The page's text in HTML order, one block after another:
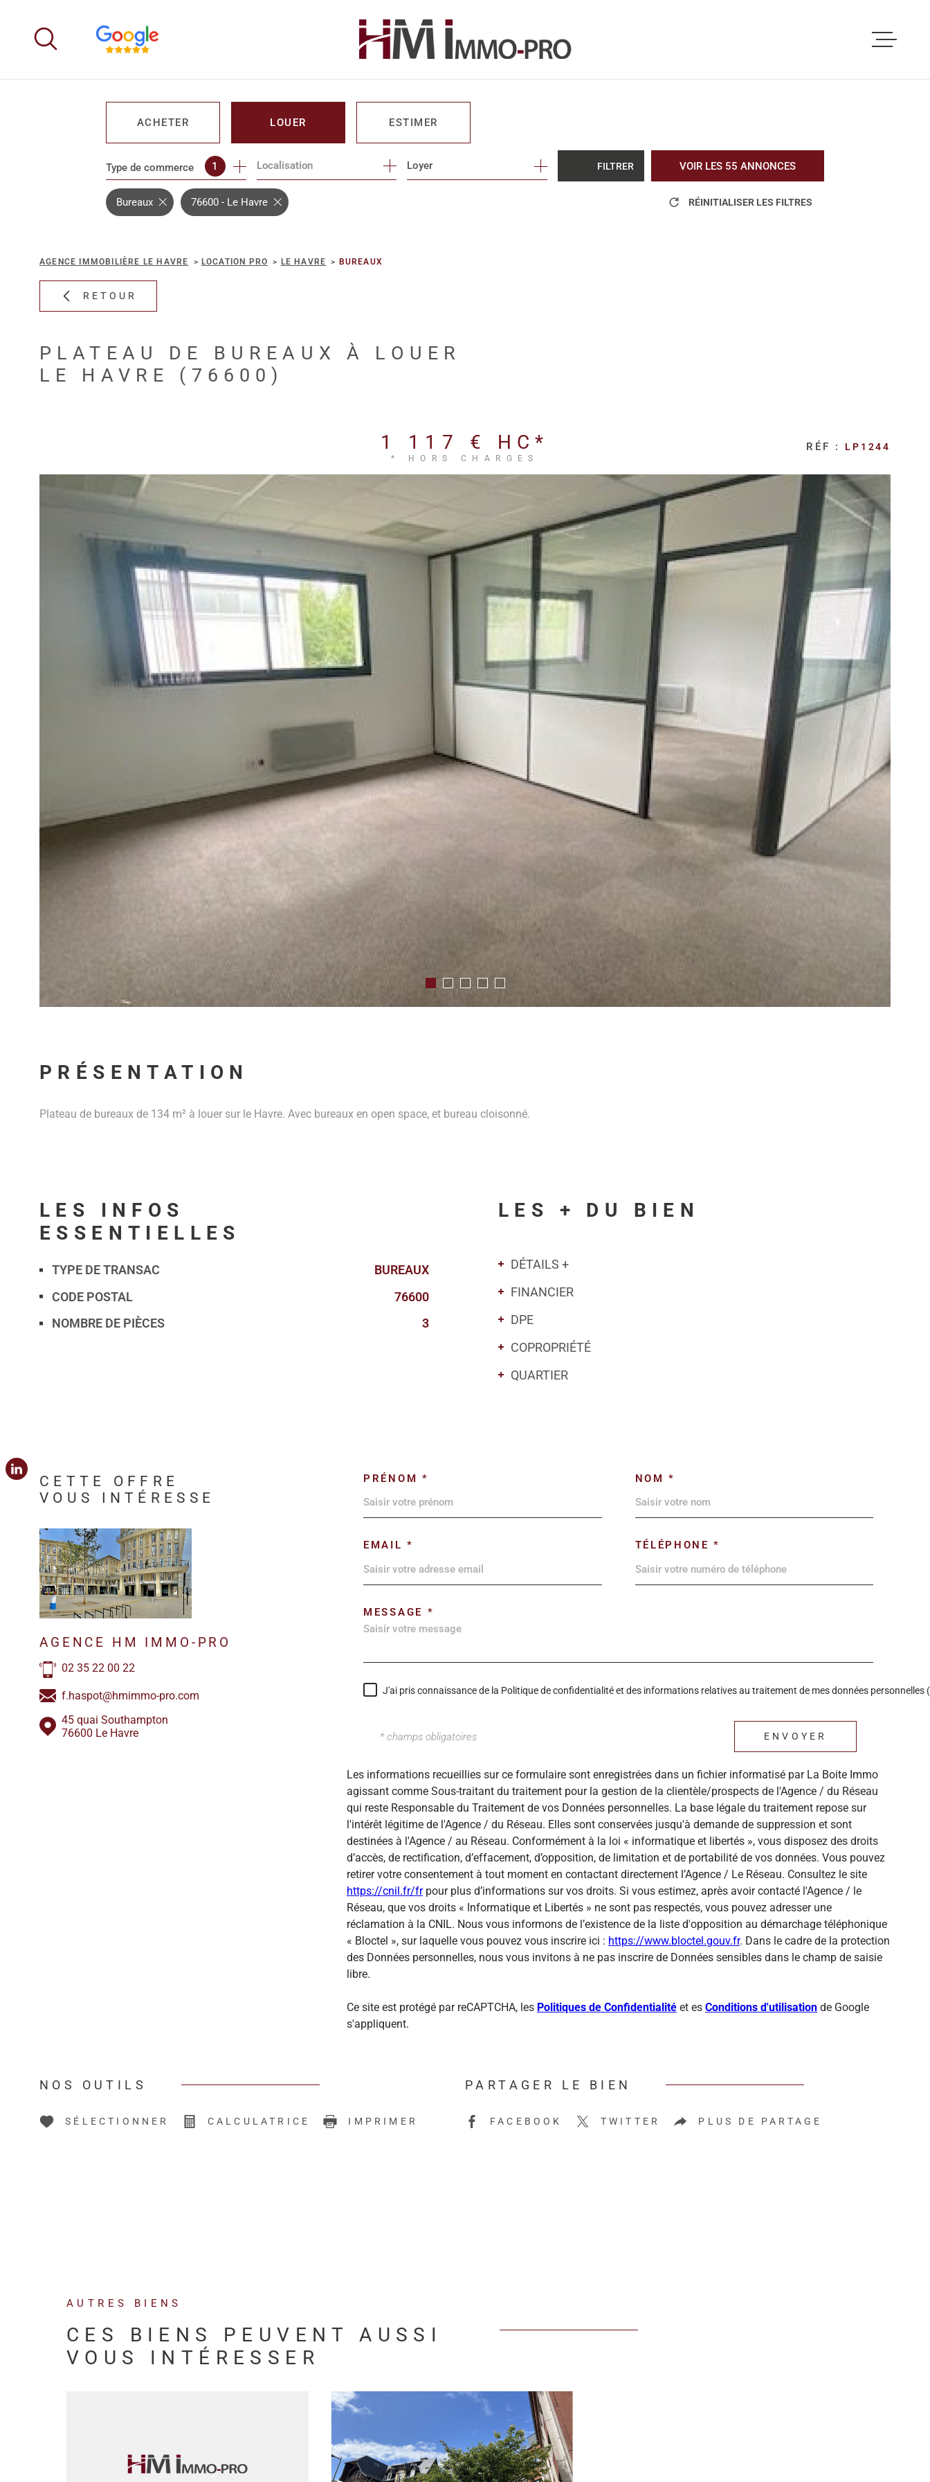
contenu
ACHETER
DE L'IMMO PRO
LOUER
DE L'IMMO PRO
ESTIMER
Type de commerce 1 Localisation Loyer FILTRER VOIR LES 55 ANNONCES
Bureaux 76600 - Le Havre RÉINITIALISER LES FILTRES
AGENCE IMMOBILIÈRE LE HAVRE LOCATION PRO LE HAVRE BUREAUX
RETOUR
PLATEAU DE BUREAUX À LOUER
LE HAVRE (76600)
1 117 € HC*
* HORS CHARGES
RÉF : LP1244
PRÉSENTATION
Plateau de bureaux de 134 m² à louer sur le Havre. Avec bureaux en open space, et bureau cloisonné.
LES INFOS
ESSENTIELLES
Caractérisque Valeurs
TYPE DE TRANSAC
BUREAUX
CODE POSTAL
76600
NOMBRE DE PIÈCES
3
LES + DU BIEN
DÉTAILS +
FINANCIER
DPE
COPROPRIÉTÉ
QUARTIER
CETTE OFFRE
VOUS INTÉRESSE
AGENCE HM IMMO-PRO
02 35 22 00 22
f.haspot@hmimmo-pro.com
45 quai Southampton
76600 Le Havre
PRÉNOM * NOM *
EMAIL * TÉLÉPHONE *
MESSAGE *
J'ai pris connaissance de la Politique de confidentialité et des informations relatives au traitement de mes données personnelles
* champs obligatoires ENVOYER
Les informations recueillies sur ce formulaire sont enregistrées dans un fichier informatisé par La Boite Immo
agissant comme Sous-traitant du traitement pour la gestion de la clientèle/prospects de l'Agence / du Réseau
qui reste Responsable du Traitement de vos Données personnelles. La base légale du traitement repose sur
l'intérêt légitime de l'Agence / du Réseau. Elles sont conservées jusqu'à demande de suppression et sont
destinées à l'Agence / au Réseau. Conformément à la loi « informatique et libertés », vous disposez des droits
d’accès, de rectification, d’effacement, d’opposition, de limitation et de portabilité de vos données. Vous pouvez
retirer votre consentement à tout moment en contactant directement l’Agence / Le Réseau. Consultez le site
https://cnil.fr/frpour plus d’informations sur vos droits. Si vous estimez, après avoir contacté l'Agence / le
Réseau, que vos droits « Informatique et Libertés » ne sont pas respectés, vous pouvez adresser une
réclamation à la CNIL. Nous vous informons de l’existence de la liste d'opposition au démarchage téléphonique
« Bloctel », sur laquelle vous pouvez vous inscrire ici : https://www.bloctel.gouv.fr. Dans le cadre de la protection
des Données personnelles, nous vous invitons à ne pas inscrire de Données sensibles dans le champ de saisie
libre.
Ce site est protégé par reCAPTCHA, les Politiques de Confidentialité et es Conditions d'utilisation de Google
s'appliquent.
NOS OUTILS
SÉLECTIONNER CALCULATRICE IMPRIMER
PARTAGER LE BIEN
FACEBOOK TWITTER PLUS DE PARTAGE
AUTRES BIENS
CES BIENS PEUVENT AUSSI
VOUS INTÉRESSER
VOIR LE BIEN VOIR LE BIEN